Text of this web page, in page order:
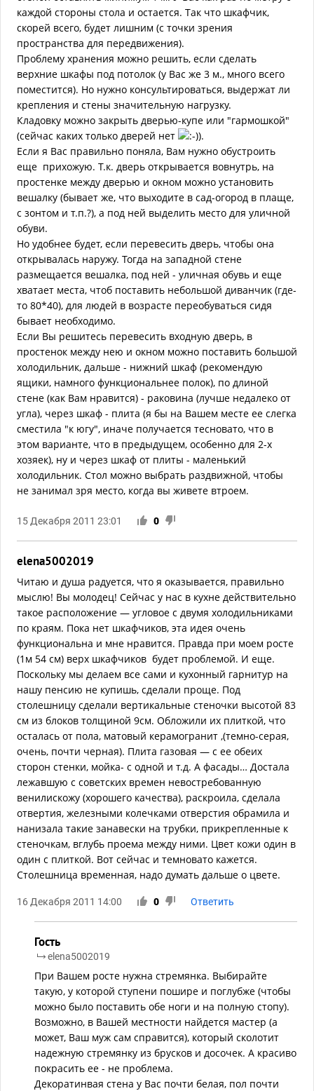
каждой стороны стола и остается. Так что шкафчик,
скорей всего, будет лишним (с точки зрения
пространства для передвижения).
Проблему хранения можно решить, если сделать
верхние шкафы под потолок (у Вас же 3 м., много всего
поместится). Но нужно консультироваться, выдержат ли
крепления и стены значительную нагрузку.
Кладовку можно закрыть дверью-купе или "гармошкой"
(сейчас каких только дверей нет
).
Если я Вас правильно поняла, Вам нужно обустроить
еще прихожую. Т.к. дверь открывается вовнутрь, на
простенке между дверью и окном можно установить
вешалку (бывает же, что выходите в сад-огород в плаще,
с зонтом и т.п.?), а под ней выделить место для уличной
обуви.
Но удобнее будет, если перевесить дверь, чтобы она
открывалась наружу. Тогда на западной стене
размещается вешалка, под ней - уличная обувь и еще
хватает места, чтоб поставить небольшой диванчик (где-
то 80*40), для людей в возрасте переобуваться сидя
бывает необходимо.
Если Вы решитесь перевесить входную дверь, в
простенок между нею и окном можно поставить большой
холодильник, дальше - нижний шкаф (рекомендую
ящики, намного функциональнее полок), по длиной
стене (как Вам нравится) - раковина (лучше недалеко от
угла), через шкаф - плита (я бы на Вашем месте ее слегка
сместила "к югу", иначе получается тесновато, что в
этом варианте, что в предыдущем, особенно для 2-х
хозяек), ну и через шкаф от плиты - маленький
холодильник. Стол можно выбрать раздвижной, чтобы
не занимал зря место, когда вы живете втроем.
15 Декабря 2011 23:01 0
elena5002019
Читаю и душа радуется, что я оказывается, правильно
мыслю! Вы молодец! Сейчас у нас в кухне действительно
такое расположение — угловое с двумя холодильниками
по краям. Пока нет шкафчиков, эта идея очень
функциональна и мне нравится. Правда при моем росте
(1м 54 см) верх шкафчиков будет проблемой. И еще.
Поскольку мы делаем все сами и кухонный гарнитур на
нашу пенсию не купишь, сделали проще. Под
столешницу сделали вертикальные стеночки высотой 83
см из блоков толщиной 9см. Обложили их плиткой, что
осталась от пола, матовый керамогранит ,(темно-серая,
очень, почти черная). Плита газовая — с ее обеих
сторон стенки, мойка- с одной и т.д. А фасады… Достала
лежавшую с советских времен невостребованную
венилискожу (хорошего качества), раскроила, сделала
отвертия, железными колечками отверстия обрамила и
нанизала такие занавески на трубки, прикрепленные к
стеночкам, вглубь проема между ними. Цвет кожи один в
один с плиткой. Вот сейчас и темновато кажется.
Столешница временная, надо думать дальше о цвете.
16 Декабря 2011 14:00 0 Ответить
Гость
elena5002019
При Вашем росте нужна стремянка. Выбирайте
такую, у которой ступени пошире и поглубже (чтобы
можно было поставить обе ноги и на полную стопу).
Возможно, в Вашей местности найдется мастер (а
может, Ваш муж сам справится), который сколотит
надежную стремянку из брусков и досочек. А красиво
покрасить ее - не проблема.
Декоратинвая стена у Вас почти белая, пол почти